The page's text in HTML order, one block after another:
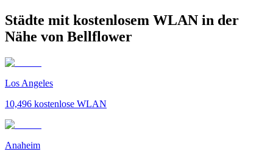
Städte mit kostenlosem WLAN in der
Nähe von Bellflower
Los Angeles
10,496 kostenlose WLAN
Anaheim